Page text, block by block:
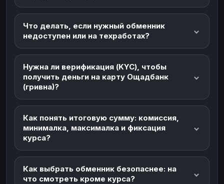
Что делать, если нужный обменник
недоступен или на техработах?
Нужна ли верификация (KYC), чтобы
получить деньги на карту Ощадбанк
(гривна)?
Как понять итоговую сумму: комиссия,
минималка, максималка и фиксация
курса?
Как выбрать обменник безопаснее: на
что смотреть кроме курса?